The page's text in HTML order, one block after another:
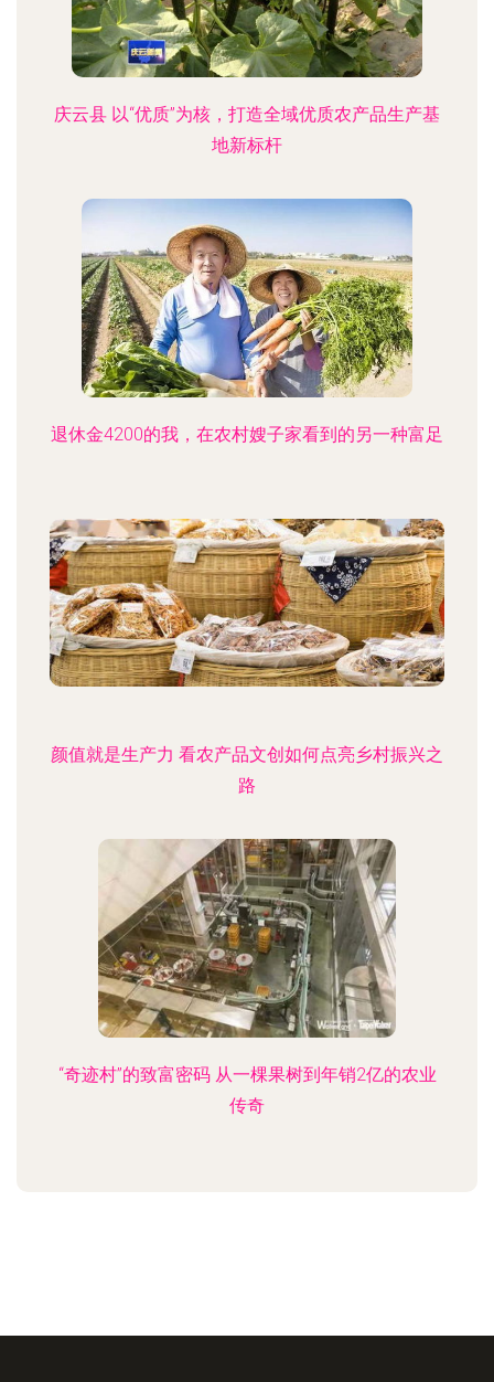
庆云县 以“优质”为核，打造全域优质农产品生产基
地新标杆
退休金4200的我，在农村嫂子家看到的另一种富足
颜值就是生产力 看农产品文创如何点亮乡村振兴之
路
“奇迹村”的致富密码 从一棵果树到年销2亿的农业
传奇